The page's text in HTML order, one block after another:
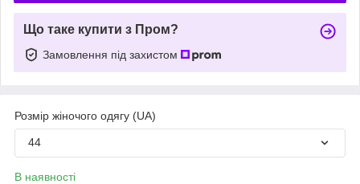
Що таке купити з Пром?
Замовлення під захистом
Розмір жіночого одягу (UA)
44
В наявності